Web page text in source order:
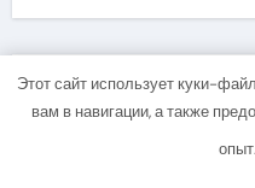
Архив
Этот сайт использует куки-
вам в навигации, а также
опыт.